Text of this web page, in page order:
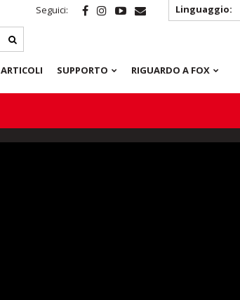
Seguici: Linguaggio:
ARTICOLI SUPPORTO RIGUARDO A FOX